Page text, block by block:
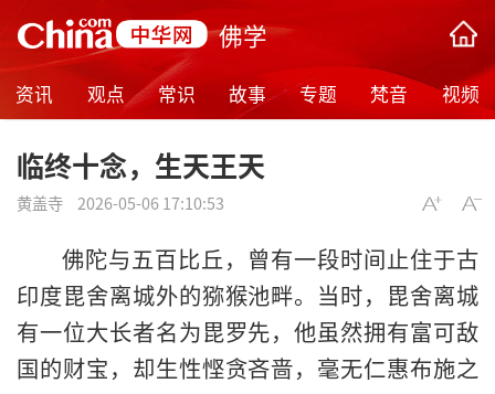
佛学
资讯 观点 常识 故事 专题 梵音 视频
临终十念，生天王天
黄盖寺 2026-05-06 17:10:53
佛陀与五百比丘，曾有一段时间止住于古
印度毘舍离城外的猕猴池畔。当时，毘舍离城
有一位大长者名为毘罗先，他虽然拥有富可敌
国的财宝，却生性悭贪吝啬，毫无仁惠布施之